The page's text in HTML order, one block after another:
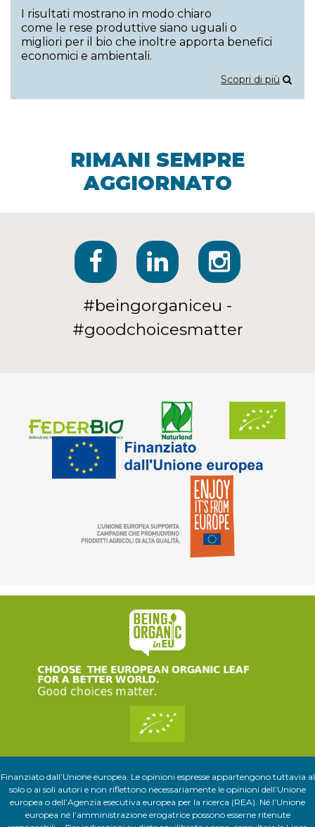
I risultati mostrano in modo chiaro
come le rese produttive siano uguali o
migliori per il bio che inoltre apporta benefici
economici e ambientali.
Scopri di più
RIMANI SEMPRE
AGGIORNATO
#beingorganiceu -
#goodchoicesmatter
Finanziato dall’Unione europea. Le opinioni espresse appartengono tuttavia al
solo o ai soli autori e non riflettono necessariamente le opinioni dell’Unione
europea o dell’Agenzia esecutiva europea per la ricerca (REA). Né l’Unione
europea né l’amministrazione erogatrice possono esserne ritenute